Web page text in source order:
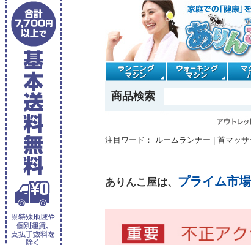
商品検索
注目ワード： ルームランナー 首マッサ
ありんこ屋は、 プライム市